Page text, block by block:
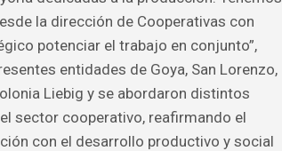
la dirección de Cooperativas con
potenciar el trabajo en conjunto”,
entidades de Goya, San Lorenzo,
Liebig y se abordaron distintos
sector cooperativo, reafirmando el
con el desarrollo productivo y social